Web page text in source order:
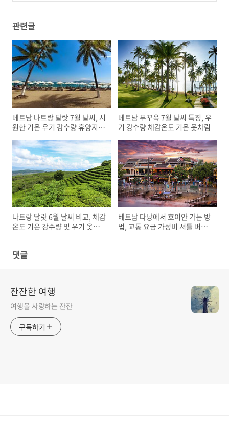
관련글
베트남 나트랑 달랏 7월 날씨, 시
원한 기온 우기 강수량 휴양지
베트남 푸꾸옥 7월 날씨 특징, 우
기 강수량 체감온도 기온 옷차림
나트랑 달랏 6월 날씨 비교, 체감
온도 기온 강수량 및 우기 옷차
베트남 다낭에서 호이안 가는 방
법, 교통 요금 가성비 셔틀 버스
댓글
잔잔한 여행
여행을 사랑하는 잔잔
구독하기